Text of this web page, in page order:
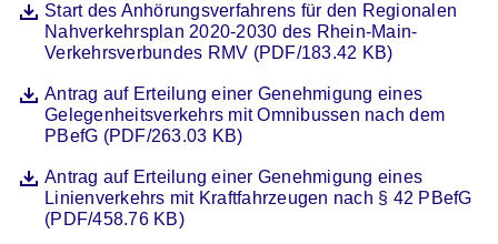
DateiStart des Anhörungsverfahrens für den Regionalen
Nahverkehrsplan 2020-2030 des Rhein-Main-
Verkehrsverbundes RMV (PDF/183.42 KB)
Öffnet sich in einem neuen Fenster
DateiAntrag auf Erteilung einer Genehmigung eines
Gelegenheitsverkehrs mit Omnibussen nach dem
PBefG (PDF/263.03 KB)
Öffnet sich in einem neuen Fenster
DateiAntrag auf Erteilung einer Genehmigung eines
Linienverkehrs mit Kraftfahrzeugen nach § 42 PBefG
(PDF/458.76 KB)
Öffnet sich in einem neuen Fenster